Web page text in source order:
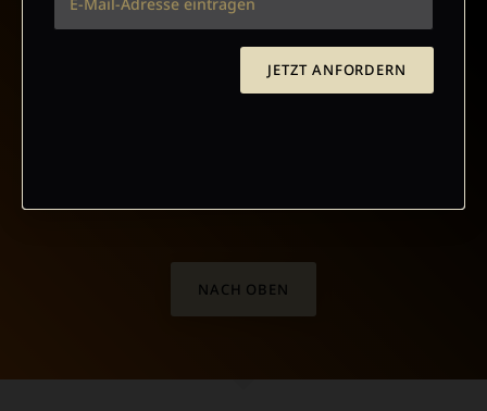
ABO ONLINE KÜNDIGEN
NACH OBEN
JETZT ANFORDERN